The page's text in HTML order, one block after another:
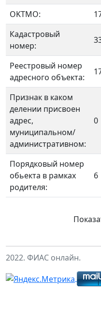
OKTMO:
Кадастровый
номер:
Реестровый номер
адресного объекта:
Признак в каком
делении присвоен
адрес,
муниципальном/
административном:
0
Порядковый номер
обьекта в рамках
родителя:
6
2022. ФИАС онлайн.